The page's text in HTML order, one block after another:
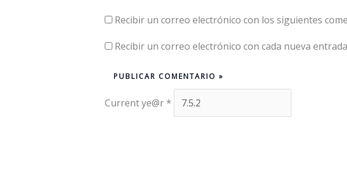
Recibir un correo electrónico con los siguientes
Recibir un correo electrónico con cada nueva
Current ye@r *